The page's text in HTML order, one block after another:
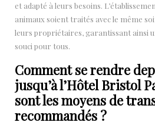
et adapté à leurs besoins.
animaux soient traités avec le même
leurs propriétaires, garantissant ainsi
souci pour tous.
Comment se rendre
jusqu’à l’Hôtel Bristol
sont les moyens de
recommandés ?